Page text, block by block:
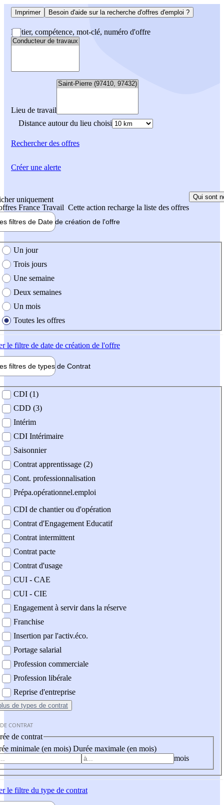
Imprimer Besoin d'aide sur la recherche d'offres d'emploi ?
Métier, compétence, mot-clé, numéro d'offre
Lieu de travail
Distance autour du lieu choisi
Rechercherdes offres
uniquement
France Travail Cette action recharge la liste des offres
Qui sont
filtres de Date de création de l'offre
création de l'offre
Un jour
Trois jours
Une semaine
Deux semaines
Un mois
Toutes les offres
le filtre de date de création de l'offre
filtres de types de Contrat
contrat
CDI (1)
CDD (3)
Intérim
CDI Intérimaire
Saisonnier
Contrat apprentissage (2)
Cont. professionnalisation
Prépa.opérationnel.emploi
CDI de chantier ou d'opération
Contrat d'Engagement Educatif
Contrat intermittent
Contrat pacte
Contrat d'usage
CUI - CAE
CUI - CIE
Engagement à servir dans la réserve
Franchise
Insertion par l'activ.éco.
Portage salarial
Profession commerciale
Profession libérale
Reprise d'entreprise
de types de contrat
CONTRAT
de contrat
minimale (en mois) Durée maximale (en mois)
mois
le filtre du type de contrat
Créer une alerte